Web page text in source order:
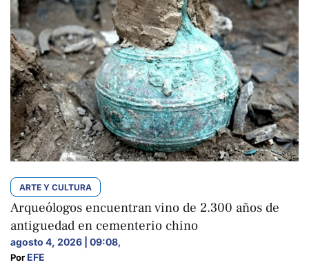
ARTE Y CULTURA
Arqueólogos encuentran vino de 2.300 años de
antiguedad en cementerio chino
agosto 4, 2026 | 09:08,
Por EFE